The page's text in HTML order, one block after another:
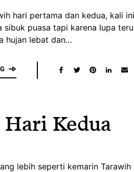
hari pertama dan kedua, kali
sibuk puasa tapi karena lupa
hujan lebat dan…
Hari Kedua
lebih seperti kemarin Tarawih